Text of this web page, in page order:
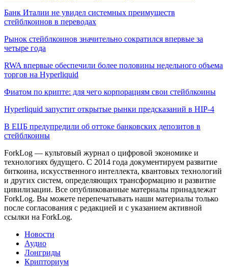
Банк Италии не увидел системных преимуществ
стейблкоинов в переводах
Рынок стейблкоинов значительно сократился впервые за
четыре года
RWA впервые обеспечили более половины недельного объема
торгов на Hyperliquid
Фиатом по крипте: для чего корпорациям свои стейблкоины
Hyperliquid запустит открытые рынки предсказаний в HIP-4
В ЕЦБ предупредили об оттоке банковских депозитов в
стейблкоины
ForkLog — культовый журнал о цифровой экономике и
технологиях будущего. С 2014 года документируем развитие
биткоина, искусственного интеллекта, квантовых технологий
и других систем, определяющих трансформацию и развитие
цивилизации. Все опубликованные материалы принадлежат
ForkLog. Вы можете перепечатывать наши материалы только
после согласования с редакцией и с указанием активной
ссылки на ForkLog.
Новости
Аудио
Лонгриды
Крипториум